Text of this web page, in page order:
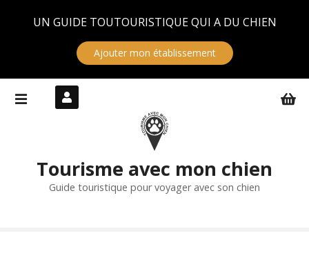
UN GUIDE TOUTOURISTIQUE QUI A DU CHIEN
Ajouter mon établissement
Tourisme avec mon chien
Guide touristique pour voyager avec son chien